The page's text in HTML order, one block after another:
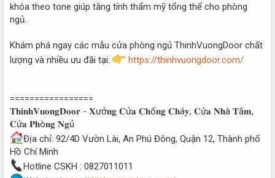
khóa theo tone giúp tăng tính thẩm mỹ tổng thể cho phòng
ngủ.
Khám phá ngay các mẫu cửa phòng ngủ ThinhVuongDoor chất
lượng và nhiều ưu đãi tại:
https://thinhvuongdoor.com/
=================
𝐓𝐡𝐢𝐧𝐡𝐕𝐮𝐨𝐧𝐠𝐃𝐨𝐨𝐫 - 𝐗ưở𝐧𝐠 𝐂ử𝐚 𝐂𝐡ố𝐧𝐠 𝐂𝐡á𝐲, 𝐂ử𝐚 𝐍𝐡à 𝐓ắ𝐦,
𝐂ử𝐚 𝐏𝐡ò𝐧𝐠 𝐍𝐠ủ
Địa chỉ: 92/4D Vườn Lài, An Phú Đông, Quận 12, Thành phố
Hồ Chí Minh
Hotline CSKH : 0827011011